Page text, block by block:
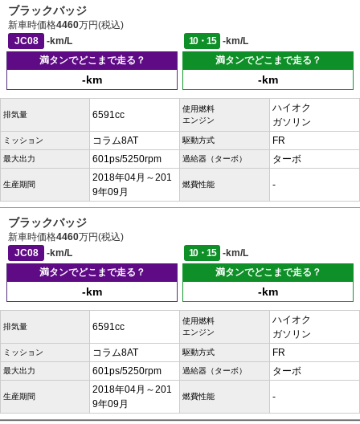
ブラックバッジ
新車時価格4460万円(税込)
JC08
-km/L 10・15
-km/L
満タンでどこまで走る？
-km
満タンでどこまで走る？
-km
排気量 6591cc
使用燃料
エンジン
ハイオク
ガソリン
ミッション コラム8AT 駆動方式 FR
最大出力 601ps/5250rpm 過給器（ターボ） ターボ
生産期間
2018年04月～201
9年09月
燃費性能 -
ブラックバッジ
新車時価格4460万円(税込)
JC08
-km/L 10・15
-km/L
満タンでどこまで走る？
-km
満タンでどこまで走る？
-km
排気量 6591cc
使用燃料
エンジン
ハイオク
ガソリン
ミッション コラム8AT 駆動方式 FR
最大出力 601ps/5250rpm 過給器（ターボ） ターボ
生産期間
2018年04月～201
9年09月
燃費性能 -